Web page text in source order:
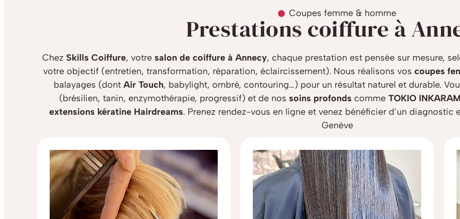
Coupes femme & homme
Prestations coiffure à
Chez Skills Coiffure, votre salon de coiffure à Annecy, chaque prestation est pensée sur mesure,
votre objectif (entretien, transformation, réparation, éclaircissement). Nous réalisons vos coupes
balayages (dont Air Touch, babylight, ombré, contouring…) pour un résultat naturel et durable.
(brésilien, tanin, enzymothérapie, progressif) et de nos soins profonds comme TOKIO
extensions kératine Hairdreams. Prenez rendez-vous en ligne et venez bénéficier d’un
Genève